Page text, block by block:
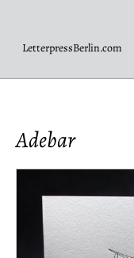
LetterpressBerlin.com
Adebar